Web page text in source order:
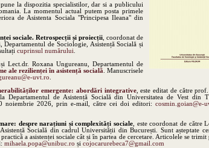
la dispozitia specialistilor, dar si a publicului
La momentul actual putem posta primele
de Asistenta Sociala "Principesa Ileana" din
sociale. Retrospecții și proiecții, coordonat de
de Sociologie, Asistență Socială și
cuprinsul numărului
Lect.dr. Roxana Ungureanu, Departamentul de
ale rezilienței în asistență socială . Manuscrisele
uvt.ro
emergente: abordări integrative, este editat de către
de Asistență Socială din Universitatea de Vest din
noiembrie 2026, prin e-mail, către cei doi editori: cosmin.goian@e-
despre narațiuni și complexități sociale , este coordonat de către
Socială din cadrul Universității din București. Sunt așteptate
a asistenței sociale cât și în partea de cercetare. Articolele se trimit
mihaela.popa@unibuc.ro și cojocarurebeca7@gmail.com